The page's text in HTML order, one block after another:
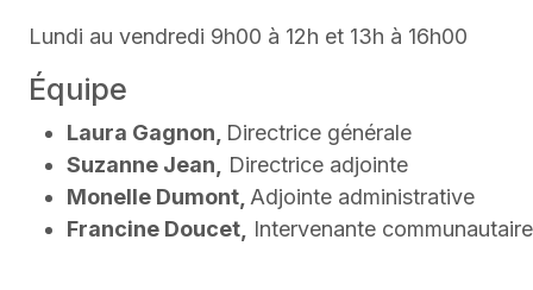
Lundi au vendredi 9h00 à 12h et 13h à 16h00
Équipe
Laura Gagnon, Directrice générale
Suzanne Jean,
Directrice adjointe
Monelle Dumont, Adjointe administrative
Francine Doucet,
Intervenante communautaire